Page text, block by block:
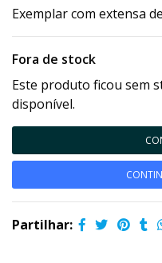
Exemplar com extensa
Fora de stock
Este produto ficou sem
disponível.
Partilhar: